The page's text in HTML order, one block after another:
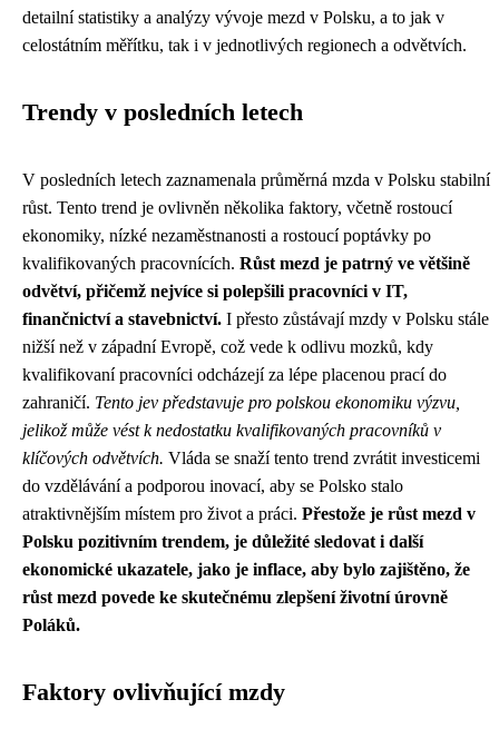
detailní statistiky a analýzy vývoje mezd v Polsku, a to jak v
celostátním měřítku, tak i v jednotlivých regionech a odvětvích.
Trendy v posledních letech
V posledních letech zaznamenala průměrná mzda v Polsku stabilní
růst. Tento trend je ovlivněn několika faktory, včetně rostoucí
ekonomiky, nízké nezaměstnanosti a rostoucí poptávky po
kvalifikovaných pracovnících. Růst mezd je patrný ve většině
odvětví, přičemž nejvíce si polepšili pracovníci v IT,
finančnictví a stavebnictví. I přesto zůstávají mzdy v Polsku stále
nižší než v západní Evropě, což vede k odlivu mozků, kdy
kvalifikovaní pracovníci odcházejí za lépe placenou prací do
zahraničí. Tento jev představuje pro polskou ekonomiku výzvu,
jelikož může vést k nedostatku kvalifikovaných pracovníků v
klíčových odvětvích. Vláda se snaží tento trend zvrátit investicemi
do vzdělávání a podporou inovací, aby se Polsko stalo
atraktivnějším místem pro život a práci. Přestože je růst mezd v
Polsku pozitivním trendem, je důležité sledovat i další
ekonomické ukazatele, jako je inflace, aby bylo zajištěno, že
růst mezd povede ke skutečnému zlepšení životní úrovně
Poláků.
Faktory ovlivňující mzdy